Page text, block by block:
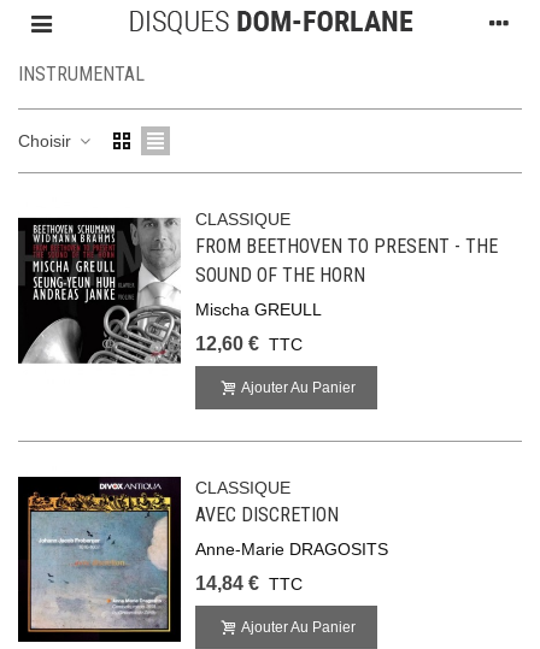
INSTRUMENTAL
Choisir
CLASSIQUE
FROM BEETHOVEN TO PRESENT - THE
SOUND OF THE HORN
Mischa GREULL
12,60 € TTC
Ajouter Au Panier
CLASSIQUE
AVEC DISCRETION
Anne-Marie DRAGOSITS
14,84 € TTC
Ajouter Au Panier